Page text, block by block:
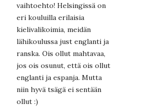
vaihtoehto! Helsingissä on
eri kouluilla erilaisia
kielivalikoimia, meidän
lähikoulussa just englanti ja
ranska. Ois ollut mahtavaa,
jos ois osunut, että ois ollut
englanti ja espanja. Mutta
niin hyvä tsägä ei sentään
ollut :)